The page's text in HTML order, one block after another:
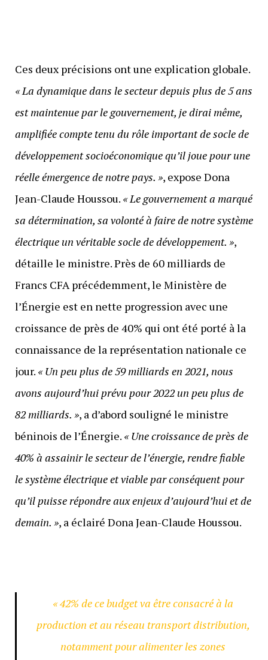
Ces deux précisions ont une explication globale.
« La dynamique dans le secteur depuis plus de 5 ans
est maintenue par le gouvernement, je dirai même,
amplifiée compte tenu du rôle important de socle de
développement socioéconomique qu’il joue pour une
réelle émergence de notre pays. », expose Dona
Jean-Claude Houssou. « Le gouvernement a marqué
sa détermination, sa volonté à faire de notre système
électrique un véritable socle de développement. »,
détaille le ministre. Près de 60 milliards de
Francs CFA précédemment, le Ministère de
l’Énergie est en nette progression avec une
croissance de près de 40% qui ont été porté à la
connaissance de la représentation nationale ce
jour. « Un peu plus de 59 milliards en 2021, nous
avons aujourd’hui prévu pour 2022 un peu plus de
82 milliards. », a d’abord souligné le ministre
béninois de l’Énergie. « Une croissance de près de
40% à assainir le secteur de l’énergie, rendre fiable
le système électrique et viable par conséquent pour
qu’il puisse répondre aux enjeux d’aujourd’hui et de
demain. », a éclairé Dona Jean-Claude Houssou.
« 42% de ce budget va être consacré à la
production et au réseau transport distribution,
notamment pour alimenter les zones